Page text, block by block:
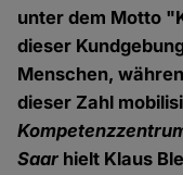
unter dem Motto
dieser
Menschen,
dieser Zahl
Saar hielt Klaus